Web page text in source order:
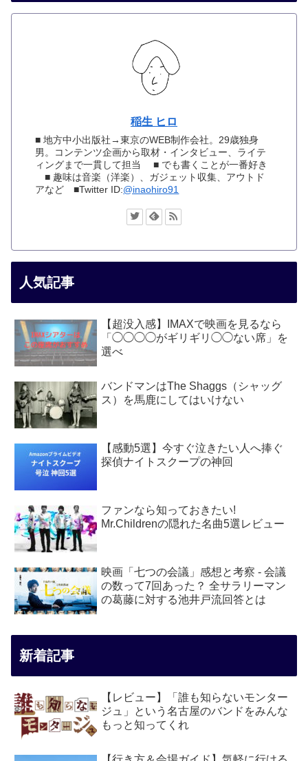
稲生 ヒロ
■ 地方中小出版社→東京のWEB制作会社。29歳独身
男。コンテンツ企画から取材・インタビュー、ライテ
ィングまで一貫して担当 ■ でも書くことが一番好き
■ 趣味は音楽（洋楽）、ガジェット収集、アウトド
アなど ■Twitter ID:@inaohiro91
人気記事
【超没入感】IMAXで映画を見るなら
「◯◯◯◯がギリギリ◯◯ない席」を
選べ
バンドマンはThe Shaggs（シャッグ
ス）を馬鹿にしてはいけない
【感動5選】今すぐ泣きたい人へ捧ぐ
探偵ナイトスクープの神回
ファンなら知っておきたい!
Mr.Childrenの隠れた名曲5選レビュー
映画「七つの会議」感想と考察 - 会議
の数って7回あった？ 全サラリーマン
の葛藤に対する池井戸流回答とは
新着記事
【レビュー】「誰も知らないモンター
ジュ」という名古屋のバンドをみんな
もっと知ってくれ